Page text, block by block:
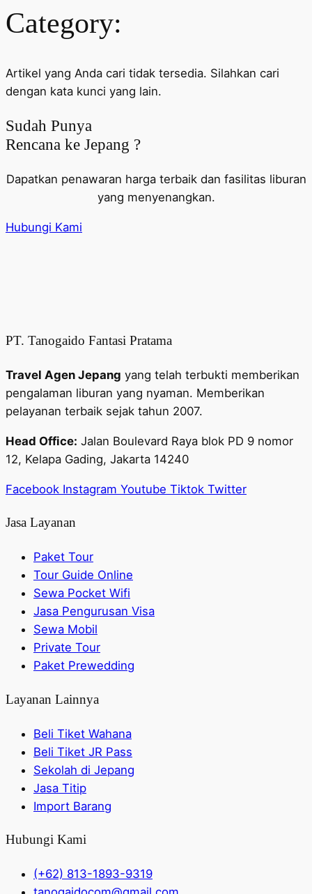
Category:
Artikel yang Anda cari tidak tersedia. Silahkan cari
dengan kata kunci yang lain.
Sudah Punya
Rencana ke Jepang ?
Dapatkan penawaran harga terbaik dan fasilitas liburan
yang menyenangkan.
Hubungi Kami
PT. Tanogaido Fantasi Pratama
Travel Agen Jepang yang telah terbukti memberikan
pengalaman liburan yang nyaman. Memberikan
pelayanan terbaik sejak tahun 2007.
Head Office: Jalan Boulevard Raya blok PD 9 nomor
12, Kelapa Gading, Jakarta 14240
Facebook Instagram Youtube Tiktok Twitter
Jasa Layanan
Paket Tour
Tour Guide Online
Sewa Pocket Wifi
Jasa Pengurusan Visa
Sewa Mobil
Private Tour
Paket Prewedding
Layanan Lainnya
Beli Tiket Wahana
Beli Tiket JR Pass
Sekolah di Jepang
Jasa Titip
Import Barang
Hubungi Kami
(+62) 813-1893-9319